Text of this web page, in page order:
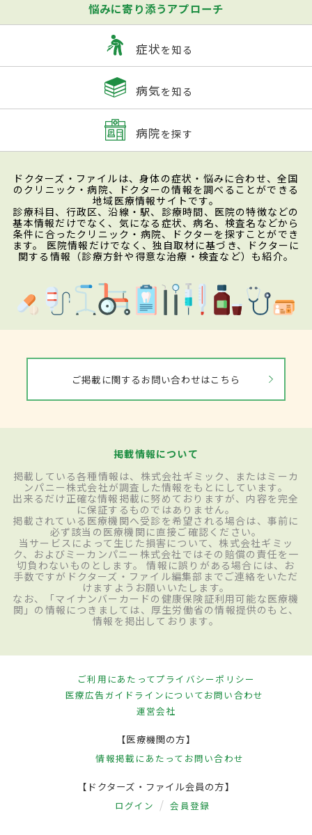
悩みに寄り添うアプローチ
症状を知る
病気を知る
病院を探す
ドクターズ・ファイルは、身体の症状・悩みに合わせ、全国
のクリニック・病院、ドクターの情報を調べることができる
地域医療情報サイトです。
診療科目、行政区、沿線・駅、診療時間、医院の特徴などの
基本情報だけでなく、気になる症状、病名、検査名などから
条件に合ったクリニック・病院、ドクターを探すことができ
ます。 医院情報だけでなく、独自取材に基づき、ドクターに
関する情報（診療方針や得意な治療・検査など）も紹介。
ご掲載に関するお問い合わせはこちら
掲載情報について
掲載している各種情報は、株式会社ギミック、またはミーカ
ンパニー株式会社が調査した情報をもとにしています。
出来るだけ正確な情報掲載に努めておりますが、内容を完全
に保証するものではありません。
掲載されている医療機関へ受診を希望される場合は、事前に
必ず該当の医療機関に直接ご確認ください。
当サービスによって生じた損害について、株式会社ギミッ
ク、およびミーカンパニー株式会社ではその賠償の責任を一
切負わないものとします。 情報に誤りがある場合には、お
手数ですがドクターズ・ファイル編集部までご連絡をいただ
けますようお願いいたします。
なお、「マイナンバーカードの健康保険証利用可能な医療機
関」の情報につきましては、厚生労働省の情報提供のもと、
情報を掲出しております。
ご利用にあたってプライバシーポリシー
医療広告ガイドラインについてお問い合わせ
運営会社
【医療機関の方】
情報掲載にあたって お問い合わせ
【ドクターズ・ファイル会員の方】
ログイン 会員登録